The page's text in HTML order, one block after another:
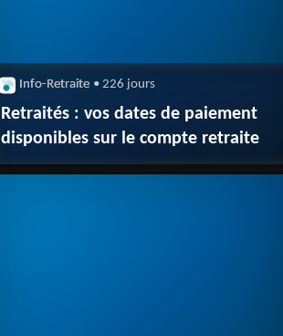
Info-Retraite • 226 jours
Retraités : vos dates de paiement
disponibles sur le compte retraite